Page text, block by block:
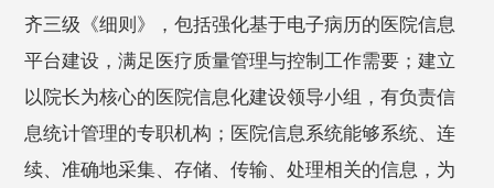
齐三级《细则》，包括强化基于电子病历的医院信息
平台建设，满足医疗质量管理与控制工作需要；建立
以院长为核心的医院信息化建设领导小组，有负责信
息统计管理的专职机构；医院信息系统能够系统、连
续、准确地采集、存储、传输、处理相关的信息，为